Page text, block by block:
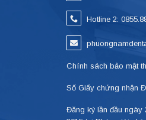
Hotline 2:
Chính sách bảo mật
Số Giấy chứng nhận
Đăng ký lần đầu ngày